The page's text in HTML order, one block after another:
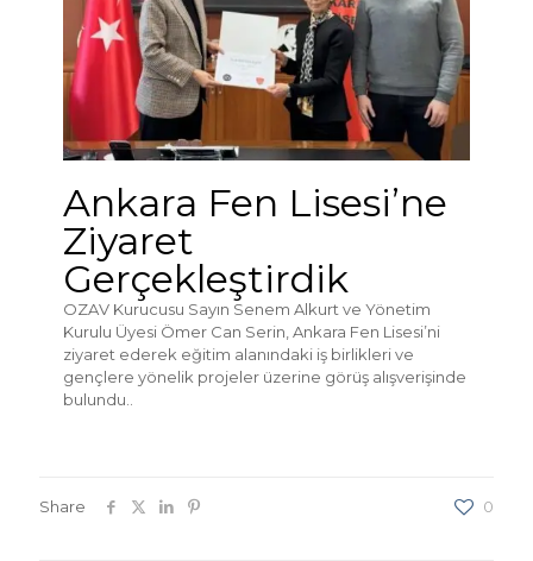
Ankara Fen Lisesi’ne
Ziyaret
Gerçekleştirdik
OZAV Kurucusu Sayın Senem Alkurt ve Yönetim
Kurulu Üyesi Ömer Can Serin, Ankara Fen Lisesi’ni
ziyaret ederek eğitim alanındaki iş birlikleri ve
gençlere yönelik projeler üzerine görüş alışverişinde
bulundu..
Share 0